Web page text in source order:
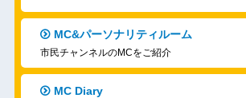
MC&パーソナリティルーム
市民チャンネルのMCをご紹介
MC Diary